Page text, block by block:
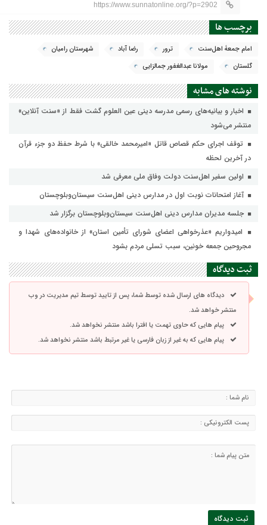
https://www.sunnatonline.org/?p=2902
برچسب ها
امام جمعۀ اهل‌سنت ترور رضا آباد
شهرستان رامیان
گلستان
مولانا عبدالغفور جمالزایی
نوشته های مشابه
اخبار و بیانیه‌های رسمی مدرسه دینی عین العلوم گشت فقط از «سنت آنلاین»
منتشر می‌شود
توقف اجرای حکم قصاص قاتل «امیرمحمد خالقی» با شرط حفظ دو جزء قرآن
در آخرین لحظه
اولین سفیر اهل‌سنت دولت وفاق ملی معرفی شد
آغاز امتحانات نوبت اول در مدارس دینی اهل‌سنت سیستان‌وبلوچستان
جلسه مدیران مدارس دینی اهل‌سنت سیستان‌وبلوچستان برگزار شد
امیدواریم «عذرخواهی اعضای شورای تأمین استان» از خانواده‌های شهدا و
مجروحین جمعه خونین، سبب تسلی مردم بشود
ثبت دیدگاه
دیدگاه های ارسال شده توسط شما، پس از تایید توسط تیم مدیریت در وب
منتشر خواهد شد.
پیام هایی که حاوی تهمت یا افترا باشد منتشر نخواهد شد.
پیام هایی که به غیر از زبان فارسی یا غیر مرتبط باشد منتشر نخواهد شد.